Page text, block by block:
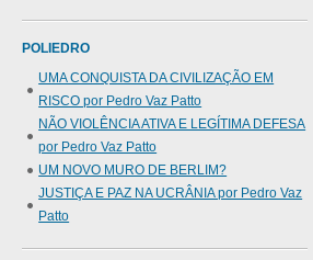
POLIEDRO
UMA CONQUISTA DA CIVILIZAÇÃO EM
RISCO por Pedro Vaz Patto
NÃO VIOLÊNCIA ATIVA E LEGÍTIMA DEFESA
por Pedro Vaz Patto
UM NOVO MURO DE BERLIM?
JUSTIÇA E PAZ NA UCRÂNIA por Pedro Vaz
Patto